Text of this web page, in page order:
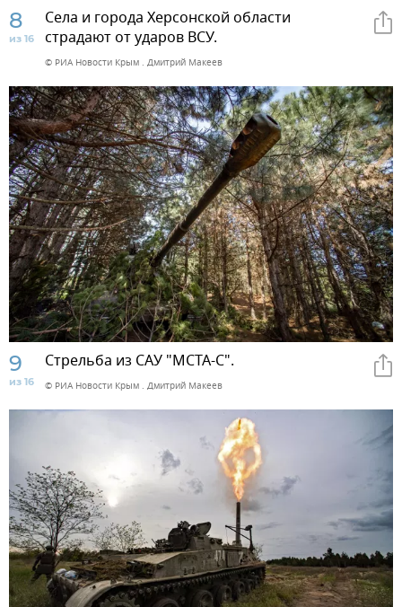
8
из 16
Села и города Херсонской области
страдают от ударов ВСУ.
© РИА Новости Крым . Дмитрий Макеев
9
из 16
Стрельба из САУ "МСТА-С".
© РИА Новости Крым . Дмитрий Макеев